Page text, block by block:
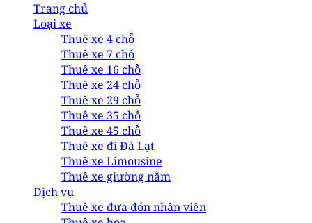
Trang chủ
Loại xe
Thuê xe 4 chỗ
Thuê xe 7 chỗ
Thuê xe 16 chỗ
Thuê xe 24 chỗ
Thuê xe 29 chỗ
Thuê xe 35 chỗ
Thuê xe 45 chỗ
Thuê xe đi Đà Lạt
Thuê xe Limousine
Thuê xe giường nằm
Dịch vụ
Thuê xe đưa đón nhân viên